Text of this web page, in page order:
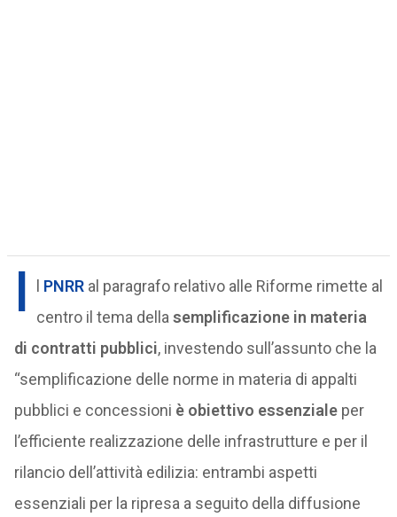
I PNRRal paragrafo relativo alle Riforme rimette al
centro il tema della semplificazione in materia
di contratti pubblici, investendo sull’assunto che la
“semplificazione delle norme in materia di appalti
pubblici e concessioni è obiettivo essenzialeper
l’efficiente realizzazione delle infrastrutture e per il
rilancio dell’attività edilizia: entrambi aspetti
essenziali per la ripresa a seguito della diffusione